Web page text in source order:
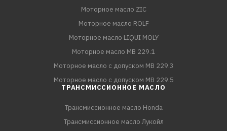
Моторное масло ZIC
Моторное масло ROLF
Моторное масло LIQUI MOLY
Моторное масло MB 229.1
Моторное масло с допуском MB 229.3
Моторное масло с допуском MB 229.5
ТРАНСМИССИОННОЕ МАСЛО
Трансмиссионное масло Honda
Трансмиссионное масло Лукойл